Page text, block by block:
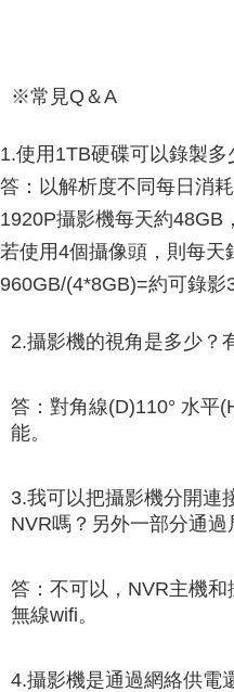
※常見Q＆A
1.使用1TB硬碟可以錄製多
答：以解析度不同每日消
1920P攝影機每天約48GB，
若使用4個攝像頭，則每天
960GB/(4*8GB)=約可錄影
2.攝影機的視角是多少？
答：對角線(D)110° 水平
能。
3.我可以把攝影機分開連
NVR嗎？另外一部分通過
答：不可以，NVR主機
無線wifi。
4.攝影機是通過網絡供電